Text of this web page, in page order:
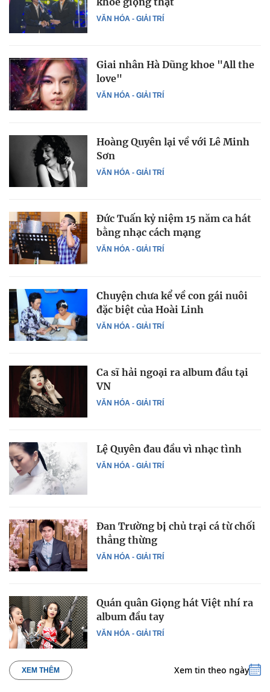
VĂN HÓA - GIẢI TRÍ
VĂN HÓA - GIẢI TRÍ
Giai nhân Hà Dũng khoe "All the
love"
VĂN HÓA - GIẢI TRÍ
Hoàng Quyên lại về với Lê Minh
Sơn
VĂN HÓA - GIẢI TRÍ
Đức Tuấn kỷ niệm 15 năm ca hát
bằng nhạc cách mạng
VĂN HÓA - GIẢI TRÍ
Chuyện chưa kể về con gái nuôi
đặc biệt của Hoài Linh
VĂN HÓA - GIẢI TRÍ
Ca sĩ hải ngoại ra album đầu tại
VN
VĂN HÓA - GIẢI TRÍ
Lệ Quyên đau đầu vì nhạc tình
VĂN HÓA - GIẢI TRÍ
Đan Trường bị chủ trại cá từ chối
thẳng thừng
VĂN HÓA - GIẢI TRÍ
Quán quân Giọng hát Việt nhí ra
album đầu tay
XEM THÊM Xem tin theo ngày